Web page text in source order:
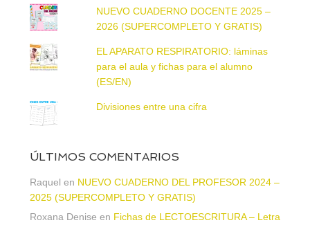
NUEVO CUADERNO DOCENTE 2025 –
2026 (SUPERCOMPLETO Y GRATIS)
EL APARATO RESPIRATORIO: láminas
para el aula y fichas para el alumno
(ES/EN)
Divisiones entre una cifra
ÚLTIMOS COMENTARIOS
Raquel en NUEVO CUADERNO DEL PROFESOR 2024 –
2025 (SUPERCOMPLETO Y GRATIS)
Roxana Denise en Fichas de LECTOESCRITURA – Letra